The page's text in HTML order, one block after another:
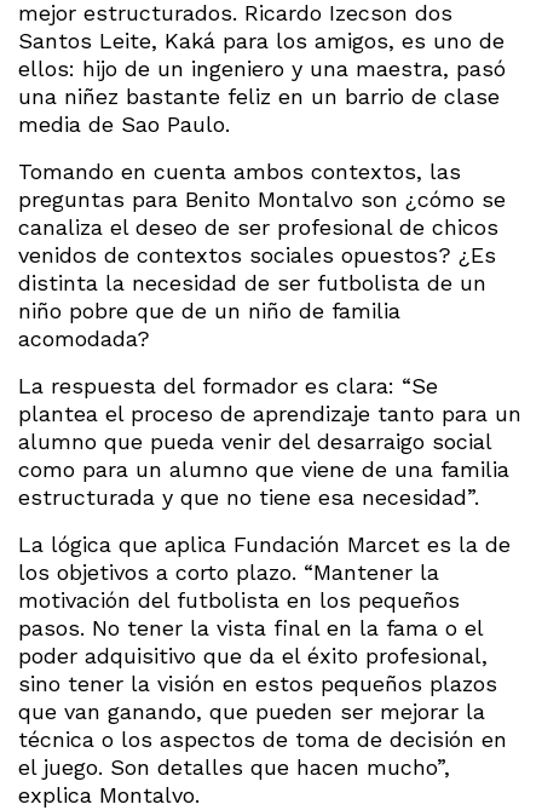
mejor estructurados. Ricardo Izecson dos
Santos Leite, Kaká para los amigos, es uno de
ellos: hijo de un ingeniero y una maestra, pasó
una niñez bastante feliz en un barrio de clase
media de Sao Paulo.
Tomando en cuenta ambos contextos, las
preguntas para Benito Montalvo son ¿cómo se
canaliza el deseo de ser profesional de chicos
venidos de contextos sociales opuestos? ¿Es
distinta la necesidad de ser futbolista de un
niño pobre que de un niño de familia
acomodada?
La respuesta del formador es clara: “Se
plantea el proceso de aprendizaje tanto para un
alumno que pueda venir del desarraigo social
como para un alumno que viene de una familia
estructurada y que no tiene esa necesidad”.
La lógica que aplica Fundación Marcet es la de
los objetivos a corto plazo. “Mantener la
motivación del futbolista en los pequeños
pasos. No tener la vista final en la fama o el
poder adquisitivo que da el éxito profesional,
sino tener la visión en estos pequeños plazos
que van ganando, que pueden ser mejorar la
técnica o los aspectos de toma de decisión en
el juego. Son detalles que hacen mucho”,
explica Montalvo.